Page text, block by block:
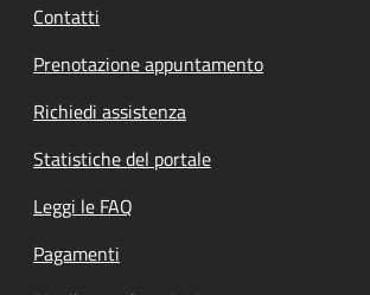
Contatti
Prenotazione appuntamento
Richiedi assistenza
Statistiche del portale
Leggi le FAQ
Pagamenti